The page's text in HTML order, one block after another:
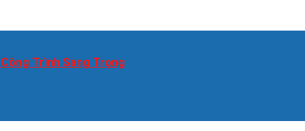
Trình Sang Trọng